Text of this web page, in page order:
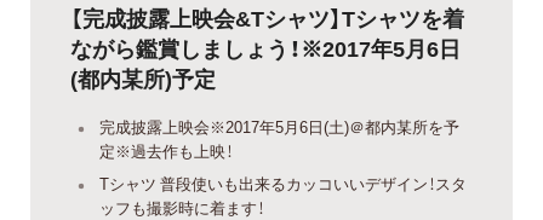
【完成披露上映会&Tシャツ】Tシャツを着
ながら鑑賞しましょう！※2017年5月6日
(都内某所)予定
完成披露上映会※2017年5月6日(土)＠都内某所を予
定※過去作も上映！
Tシャツ 普段使いも出来るカッコいいデザイン！スタ
ッフも撮影時に着ます！